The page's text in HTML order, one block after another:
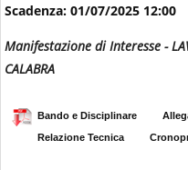
Scadenza: 01/07/2025 12:00
Manifestazione di Interesse -
CALABRA
Bando e Disciplinare
Relazione Tecnica